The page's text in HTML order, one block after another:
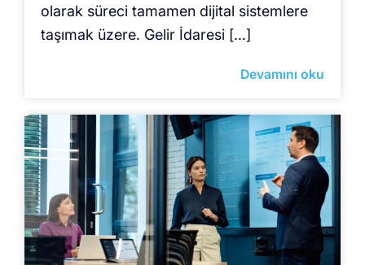
olarak süreci tamamen dijital sistemlere
taşımak üzere. Gelir İdaresi […]
Devamını oku